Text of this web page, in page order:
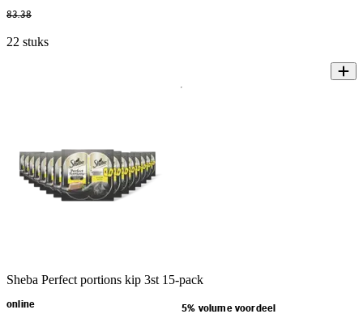
83.38
22 stuks
Sheba Perfect portions kip 3st 15-pack
online 5% volume voordeel